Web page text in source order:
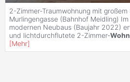
2-Zimmer-Traumwohnung mit
Murlingengasse (Bahnhof Meidling)
modernen Neubaus (Baujahr 2022)
und lichtdurchflutete 2-Zimmer-
[Mehr]